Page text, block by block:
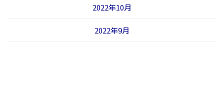
2022年10月
2022年9月